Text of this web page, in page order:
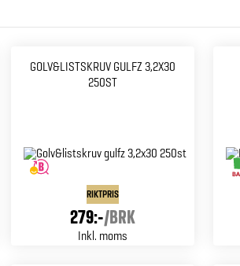
GOLV&LISTSKRUV GULFZ 3,2X30
250ST
RIKTPRIS
279:-/BRK
Inkl. moms